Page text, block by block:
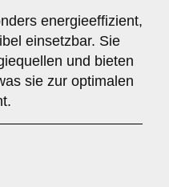
energieeffizient,
einsetzbar. Sie
und bieten
sie zur optimalen